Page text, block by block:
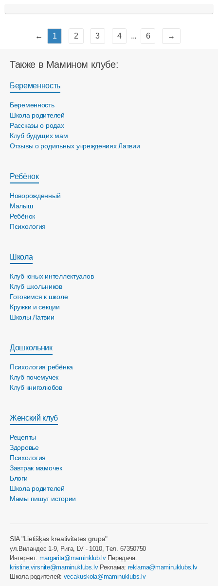
← 1 2 3 4 ... 6 →
Также в Мамином клубе:
Беременность
Беременность
Школа родителей
Рассказы о родах
Клуб будущих мам
Отзывы о родильных учреждениях Латвии
Ребёнок
Новорожденный
Малыш
Ребёнок
Психология
Школа
Клуб юных интеллектуалов
Клуб школьников
Готовимся к школе
Кружки и секции
Школы Латвии
Дошкольник
Психология ребёнка
Клуб почемучек
Клуб книголюбов
Женский клуб
Рецепты
Здоровье
Психология
Завтрак мамочек
Блоги
Школа родителей
Мамы пишут истории
SIA "Lietišķās kreativitātes grupa"
ул.Виландес 1-9, Рига, LV - 1010, Tел. 67350750
Интернет: margarita@maminklub.lvПередача:
kristine.virsnite@maminuklubs.lvРеклама: reklama@maminuklubs.lv
Школа родителей: vecakuskola@maminuklubs.lv